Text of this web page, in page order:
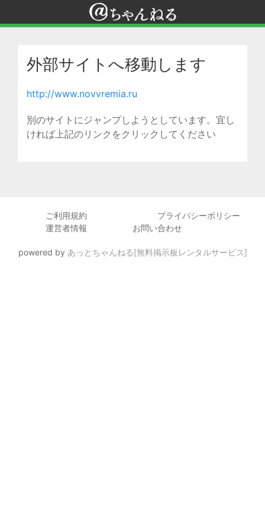
外部サイトへ移動します
http://www.novvremia.ru
別のサイトにジャンプしようとしています。宜し
ければ上記のリンクをクリックしてください
ご利用規約
プライバシーポリシー
運営者情報
お問い合わせ
powered by あっとちゃんねる[無料掲示板レンタルサービス]